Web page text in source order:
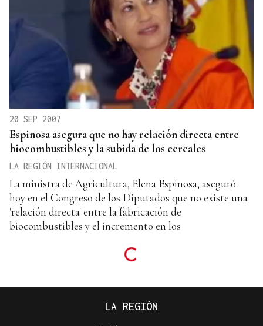
20 SEP 2007
Espinosa asegura que no hay relación directa entre
biocombustibles y la subida de los cereales
LA REGIÓN INTERNACIONAL
La ministra de Agricultura, Elena Espinosa, aseguró
hoy en el Congreso de los Diputados que no existe una
'relación directa' entre la fabricación de
biocombustibles y el incremento en los
LA REGIÓN